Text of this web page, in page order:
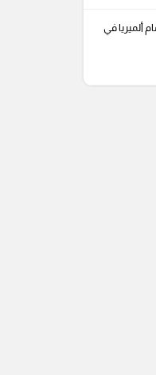
ألميريا في